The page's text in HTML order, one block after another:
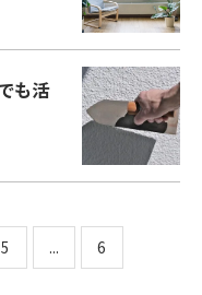
も活
5 ... 6